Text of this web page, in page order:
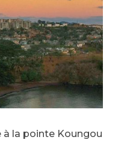
la pointe Koungou